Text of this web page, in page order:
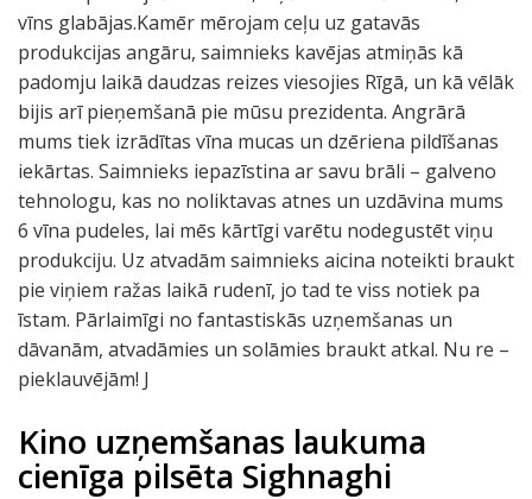
vīns glabājas.Kamēr mērojam ceļu uz gatavās
produkcijas angāru, saimnieks kavējas atmiņās kā
padomju laikā daudzas reizes viesojies Rīgā, un kā vēlāk
bijis arī pieņemšanā pie mūsu prezidenta. Angrārā
mums tiek izrādītas vīna mucas un dzēriena pildīšanas
iekārtas. Saimnieks iepazīstina ar savu brāli – galveno
tehnologu, kas no noliktavas atnes un uzdāvina mums
6 vīna pudeles, lai mēs kārtīgi varētu nodegustēt viņu
produkciju. Uz atvadām saimnieks aicina noteikti braukt
pie viņiem ražas laikā rudenī, jo tad te viss notiek pa
īstam. Pārlaimīgi no fantastiskās uzņemšanas un
dāvanām, atvadāmies un solāmies braukt atkal. Nu re –
pieklauvējām! J
Kino uzņemšanas laukuma
cienīga pilsēta Sighnaghi